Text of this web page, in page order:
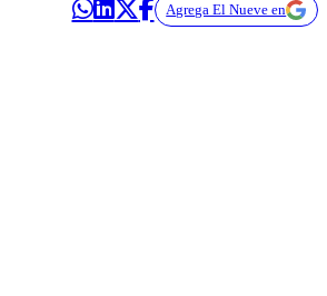
Agrega El Nueve en